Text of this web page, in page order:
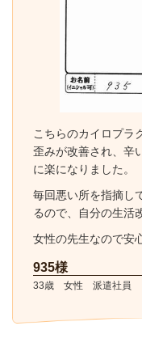
こちらのカイロプラ
歪みが改善され、辛
に楽になりました。
毎回悪い所を指摘し
るので、自分の生活
女性の先生なので安
935様
33歳 女性 派遣社員